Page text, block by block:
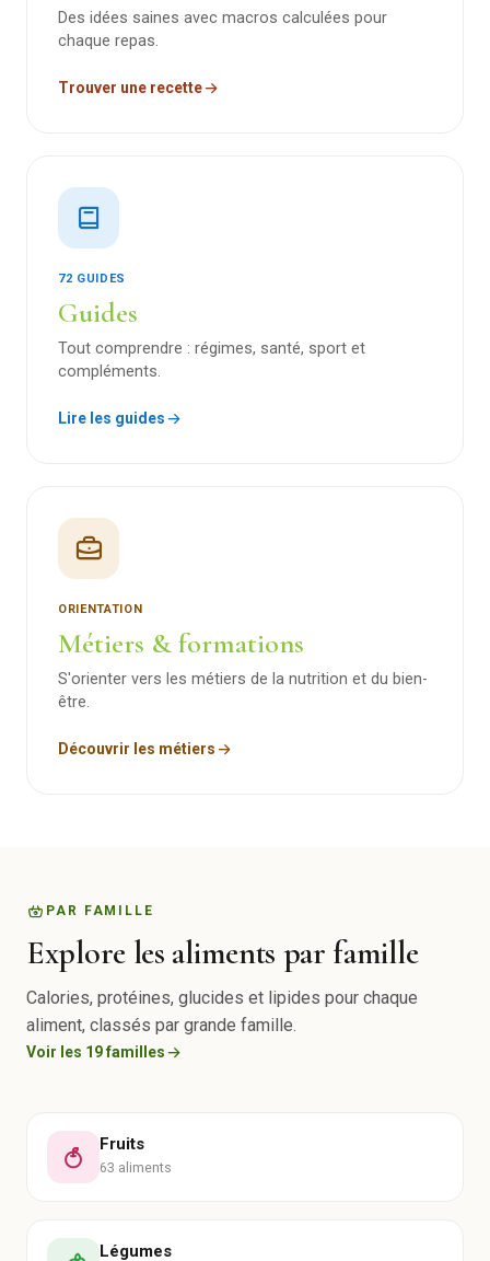
Des idées saines avec macros calculées pour
chaque repas.
Trouver une recette
72 GUIDES
Guides
Tout comprendre : régimes, santé, sport et
compléments.
Lire les guides
ORIENTATION
Métiers & formations
S'orienter vers les métiers de la nutrition et du bien-
être.
Découvrir les métiers
PAR FAMILLE
Explore les aliments par famille
Calories, protéines, glucides et lipides pour chaque
aliment, classés par grande famille.
Voir les 19 familles
Fruits
63 aliments
Légumes